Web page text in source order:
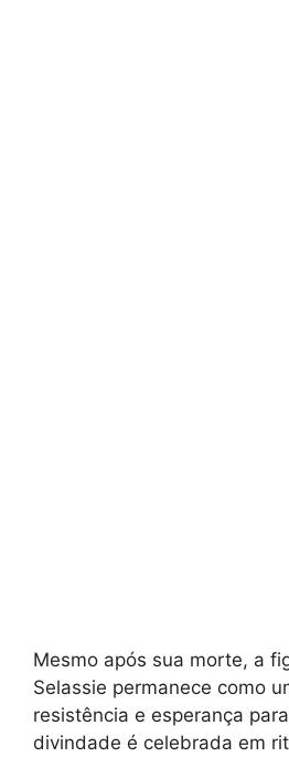
Mesmo após sua morte, a
Selassie permanece como
resistência e esperança
divindade é celebrada em